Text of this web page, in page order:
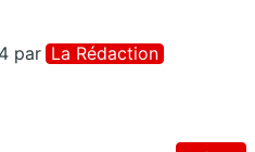
par La Rédaction